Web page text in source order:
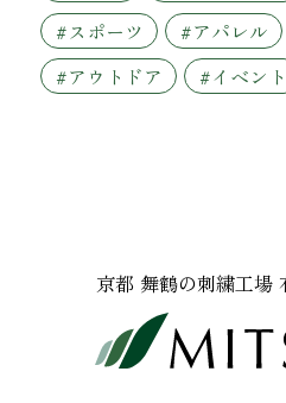
#スポーツ
#アパレル
#アウトドア
#イベント
京都 舞鶴の刺繍工場